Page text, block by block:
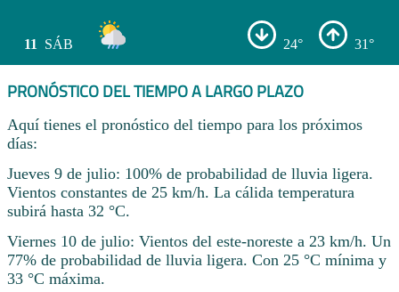
11 SÁB 24° 31°
PRONÓSTICO DEL TIEMPO A LARGO PLAZO
Aquí tienes el pronóstico del tiempo para los próximos
días:
Jueves 9 de julio: 100% de probabilidad de lluvia ligera.
Vientos constantes de 25 km/h. La cálida temperatura
subirá hasta 32 °C.
Viernes 10 de julio: Vientos del este-noreste a 23 km/h. Un
77% de probabilidad de lluvia ligera. Con 25 °C mínima y
33 °C máxima.